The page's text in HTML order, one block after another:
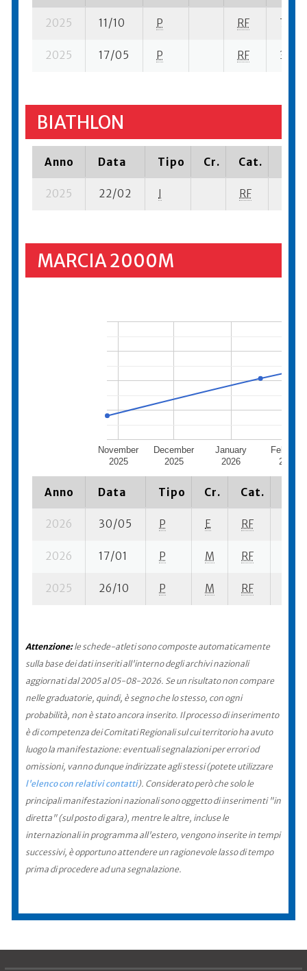
2025 11/10 P RF 7 su-
2025 17/05 P RF 33
BIATHLON
Anno Data Tipo Cr. Cat.
2025 22/02 I RF
MARCIA 2000M
November
2025
December
2025
January
2026
February
2026
Anno Data Tipo Cr. Cat.
2026 30/05 P E RF
2026 17/01 P M RF
2025 26/10 P M RF
Attenzione:le schede-atleti sono composte automaticamente
sulla base dei dati inseriti all'interno degli archivi nazionali
aggiornati dal 2005 al 05-08-2026. Se un risultato non compare
nelle graduatorie, quindi, è segno che lo stesso, con ogni
probabilità, non è stato ancora inserito. Il processo di inserimento
è di competenza dei Comitati Regionali sul cui territorio ha avuto
luogo la manifestazione: eventuali segnalazioni per errori od
omissioni, vanno dunque indirizzate agli stessi (potete utilizzare
l'elenco con relativi contatti). Considerato però che solo le
principali manifestazioni nazionali sono oggetto di inserimenti "in
diretta" (sul posto di gara), mentre le altre, incluse le
internazionali in programma all'estero, vengono inserite in tempi
successivi, è opportuno attendere un ragionevole lasso di tempo
prima di procedere ad una segnalazione.